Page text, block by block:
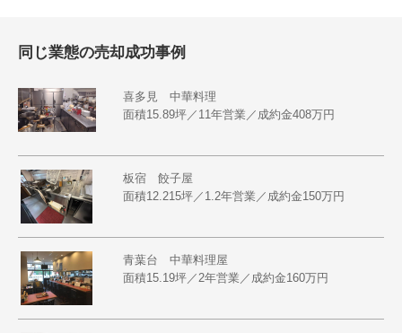
同じ業態の売却成功事例
喜多見 中華料理
面積15.89坪／11年営業／成約金408万円
板宿 餃子屋
面積12.215坪／1.2年営業／成約金150万円
青葉台 中華料理屋
面積15.19坪／2年営業／成約金160万円